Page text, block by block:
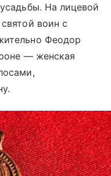
На лицевой
воин с
Феодор
— женская